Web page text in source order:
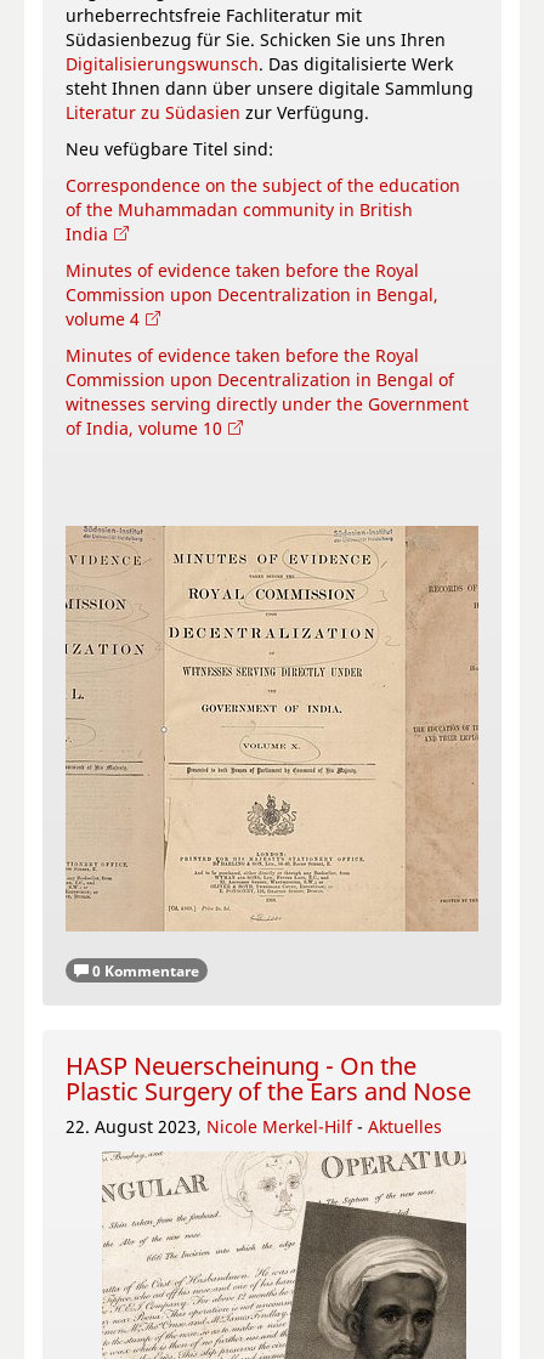
urheberrechtsfreie Fachliteratur mit
Südasienbezug für Sie. Schicken Sie uns Ihren
Digitalisierungswunsch. Das digitalisierte Werk
steht Ihnen dann über unsere digitale Sammlung
Literatur zu Südasien zur Verfügung.
Neu vefügbare Titel sind:
Correspondence on the subject of the education
of the Muhammadan community in British
India
Minutes of evidence taken before the Royal
Commission upon Decentralization in Bengal,
volume 4
Minutes of evidence taken before the Royal
Commission upon Decentralization in Bengal of
witnesses serving directly under the Government
of India, volume 10
0 Kommentare
HASP Neuerscheinung - On the
Plastic Surgery of the Ears and Nose
22. August 2023, Nicole Merkel-Hilf - Aktuelles